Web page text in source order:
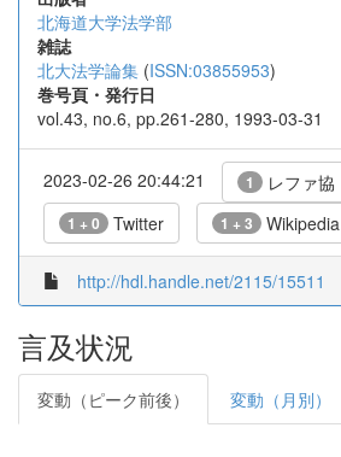
北海道大学法学部
雑誌
北大法学論集 (ISSN:03855953)
巻号頁・発行日
vol.43, no.6, pp.261-280, 1993-03-31
2023-02-26 20:44:21 1 レファ協
1 + 0 Twitter 1 + 3 Wikipedia
http://hdl.handle.net/2115/15511
言及状況
変動（ピーク前後） 変動（月別）